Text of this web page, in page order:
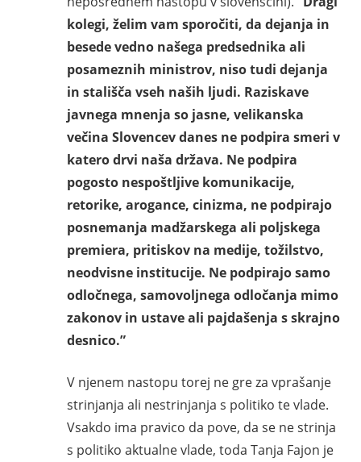
kolegi, želim vam sporočiti, da dejanja in
besede vedno našega predsednika ali
posameznih ministrov, niso tudi dejanja
in stališča vseh naših ljudi. Raziskave
javnega mnenja so jasne, velikanska
večina Slovencev danes ne podpira smeri v
katero drvi naša država. Ne podpira
pogosto nespoštljive komunikacije,
retorike, arogance, cinizma, ne podpirajo
posnemanja madžarskega ali poljskega
premiera, pritiskov na medije, tožilstvo,
neodvisne institucije. Ne podpirajo samo
odločnega, samovoljnega odločanja mimo
zakonov in ustave ali pajdašenja s skrajno
desnico.”
V njenem nastopu torej ne gre za vprašanje
strinjanja ali nestrinjanja s politiko te vlade.
Vsakdo ima pravico da pove, da se ne strinja
s politiko aktualne vlade, toda Tanja Fajon je